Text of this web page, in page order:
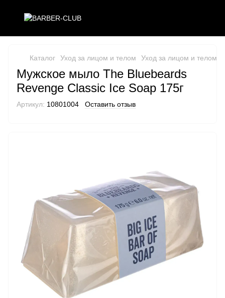
Каталог Уход за лицом и телом Уход за лицом и телом
Мужское мыло The Bluebeards
Revenge Classic Ice Soap 175г
Артикул: 10801004 Оставить отзыв